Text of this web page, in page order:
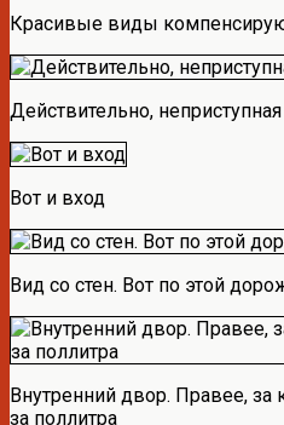
Красивые виды
Действительно,
Вот и вход
Вид со стен. Вот по этой
Внутренний двор. Правее,
за поллитра